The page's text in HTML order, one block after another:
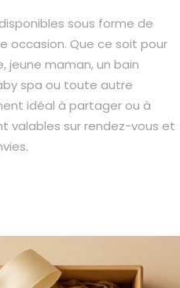
sous forme de
occasion. Que ce soit pour
jeune maman, un bain
spa ou toute autre
idéal à partager ou à
valables sur rendez-vous et